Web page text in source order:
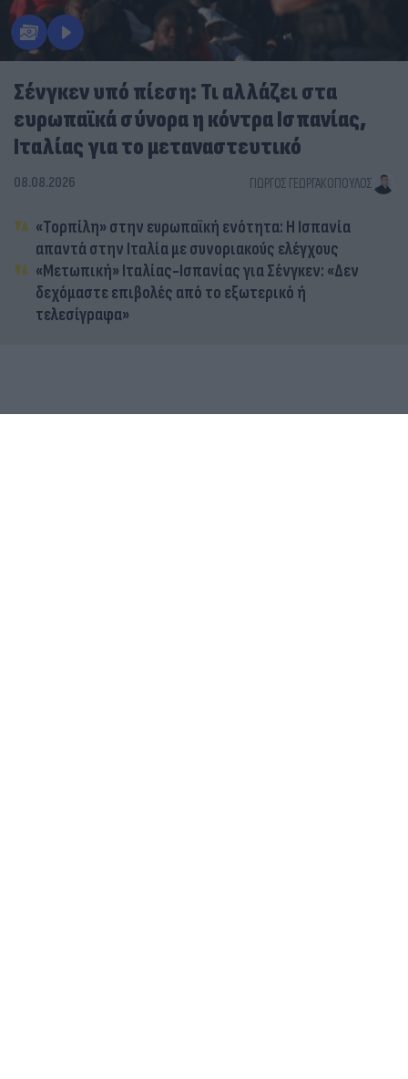
Σένγκεν υπό πίεση: Τι αλλάζει στα
ευρωπαϊκά σύνορα η κόντρα Ισπανίας,
Ιταλίας για το μεταναστευτικό
08.08.2026 ΓΙΏΡΓΟΣ ΓΕΩΡΓΑΚΌΠΟΥΛΟΣ
«Τορπίλη» στην ευρωπαϊκή ενότητα: Η Ισπανία
απαντά στην Ιταλία με συνοριακούς ελέγχους
«Μετωπική» Ιταλίας-Ισπανίας για Σένγκεν: «Δεν
δεχόμαστε επιβολές από το εξωτερικό ή
τελεσίγραφα»